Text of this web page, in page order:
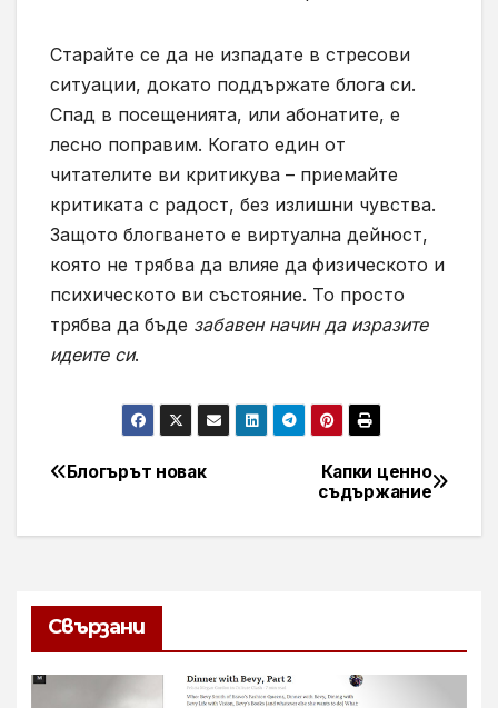
Старайте се да не изпадате в стресови
ситуации, докато поддържате блога си.
Спад в посещенията, или абонатите, е
лесно поправим. Когато един от
читателите ви критикува – приемайте
критиката с радост, без излишни чувства.
Защото блогването е виртуална дейност,
която не трябва да влияе да физическото и
психическото ви състояние. То просто
трябва да бъде забавен начин да изразите
идеите си.
Навигация
Капки ценно
съдържание
Блогърът новак
Свързани